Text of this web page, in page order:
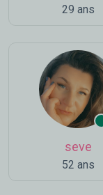
29 ans
seve
52 ans